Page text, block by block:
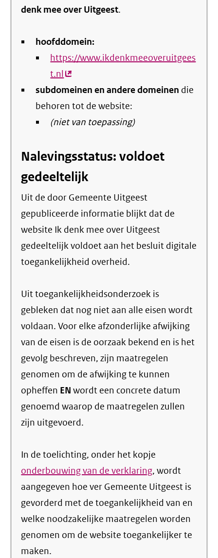
denk mee over Uitgeest.
hoofddomein:
https://www.ikdenkmeeoveruitgees
t.nl(externe
link)
subdomeinen en andere domeinen die
behoren tot de website:
(niet van toepassing)
Nalevingsstatus: voldoet
gedeeltelijk
Uit de door Gemeente Uitgeest
gepubliceerde informatie blijkt dat de
website Ik denk mee over Uitgeest
gedeeltelijk voldoet aan het besluit digitale
toegankelijkheid overheid.
Uit toegankelijkheidsonderzoek is
gebleken dat nog niet aan alle eisen wordt
voldaan. Voor elke afzonderlijke afwijking
van de eisen is de oorzaak bekend en is het
gevolg beschreven, zijn maatregelen
genomen om de afwijking te kunnen
opheffen EN wordt een concrete datum
genoemd waarop de maatregelen zullen
zijn uitgevoerd.
In de toelichting, onder het kopje
onderbouwing van de verklaring, wordt
aangegeven hoe ver Gemeente Uitgeest is
gevorderd met de toegankelijkheid van en
welke noodzakelijke maatregelen worden
genomen om de website toegankelijker te
maken.